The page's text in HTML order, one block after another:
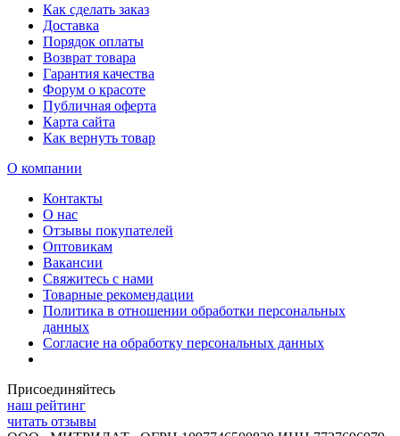
Как сделать заказ
Доставка
Порядок оплаты
Возврат товара
Гарантия качества
Форум о красоте
Публичная оферта
Карта сайта
Как вернуть товар
О компании
Контакты
О нас
Отзывы покупателей
Оптовикам
Вакансии
Свяжитесь с нами
Товарные рекомендации
Политика в отношении обработки персональных
данных
Согласие на обработку персональных данных
Присоединяйтесь
наш рейтинг
читать отзывы